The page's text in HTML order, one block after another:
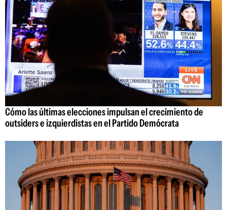
Cómo las últimas elecciones impulsan el crecimiento de
outsiders e izquierdistas en el Partido Demócrata